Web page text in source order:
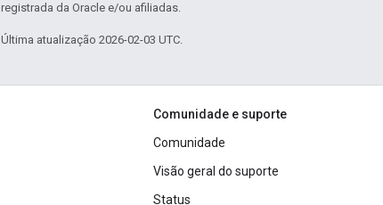
registrada da Oracle e/ou afiliadas.
Última atualização 2026-02-03 UTC.
Comunidade e suporte
Comunidade
Visão geral do suporte
Status